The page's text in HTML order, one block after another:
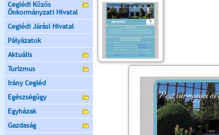
Ceglédi Közös
Önkormányzati Hivatal
Ceglédi Járási Hivatal
Pályázatok
Aktuális
Turizmus
Irány Cegléd
Egészségügy
Egyházak
Gazdaság